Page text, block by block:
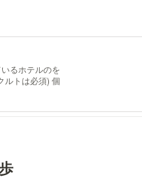
るホテルのを
ルトは必須) 個
ューも違う